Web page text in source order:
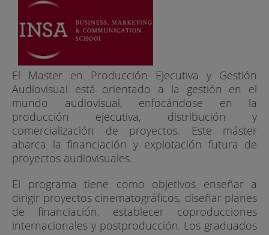
El Master en Producción Ejecutiva y Gestión
Audiovisual está orientado a la gestión en el
mundo audiovisual, enfocándose en la
producción ejecutiva, distribución y
comercialización de proyectos. Este máster
abarca la financiación y explotación futura de
proyectos audiovisuales.
El programa tiene como objetivos enseñar a
dirigir proyectos cinematográficos, diseñar planes
de financiación, establecer coproducciones
internacionales y postproducción. Los graduados